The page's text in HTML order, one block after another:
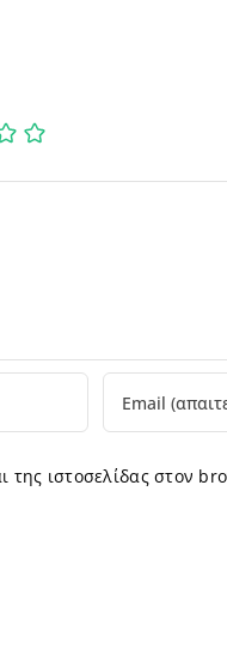
της ιστοσελίδας στον